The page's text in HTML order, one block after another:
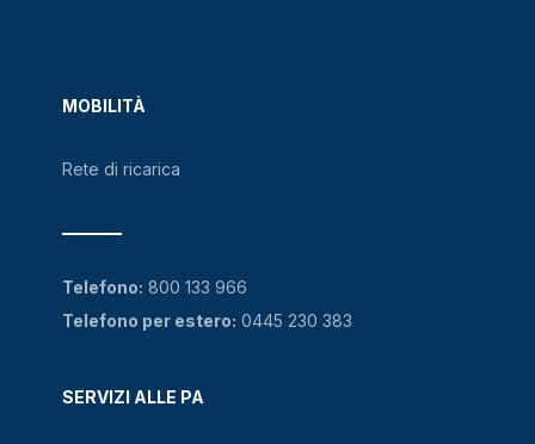
MOBILITÀ
Rete di ricarica
SERVIZI ALLE PA
Telefono: 800 133 966
Telefono per estero: 0445 230 383